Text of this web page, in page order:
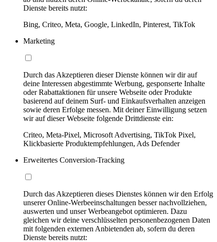
Dienste bereits nutzt:
Bing, Criteo, Meta, Google, LinkedIn, Pinterest, TikTok
Marketing
Durch das Akzeptieren dieser Dienste können wir dir auf
deine Interessen abgestimmte Werbung, gesponserte Inhalte
oder Rabattaktionen für unsere Webseite oder Produkte
basierend auf deinem Surf- und Einkaufsverhalten anzeigen
sowie deren Erfolge messen. Mit deiner Einwilligung setzen
wir auf dieser Webseite folgende Drittdienste ein:
Criteo, Meta-Pixel, Microsoft Advertising, TikTok Pixel,
Klickbasierte Produktempfehlungen, Ads Defender
Erweitertes Conversion-Tracking
Durch das Akzeptieren dieses Dienstes können wir den Erfolg
unserer Online-Werbeeinschaltungen besser nachvollziehen,
auswerten und unser Werbeangebot optimieren. Dazu
gleichen wir deine verschlüsselten personenbezogenen Daten
mit folgenden externen Anbietenden ab, sofern du deren
Dienste bereits nutzt: